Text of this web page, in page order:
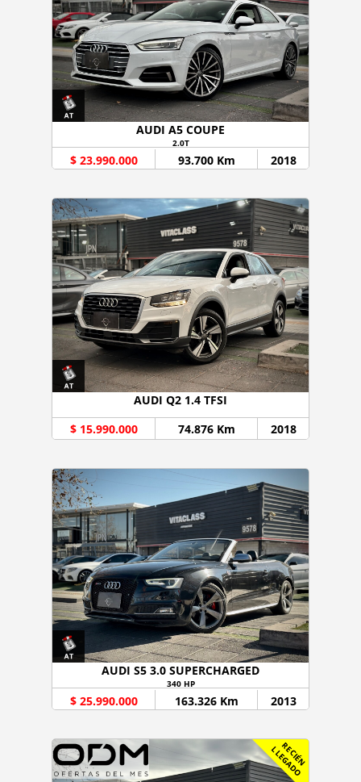
AUDI A5 COUPE
2.0T
$ 23.990.000 93.700 Km 2018
AUDI Q2 1.4 TFSI
$ 15.990.000
74.876 Km 2018
AUDI S5 3.0 SUPERCHARGED
340 HP
$ 25.990.000 163.326 Km 2013
R
E
C
I
É
N
L
L
E
G
A
D
O